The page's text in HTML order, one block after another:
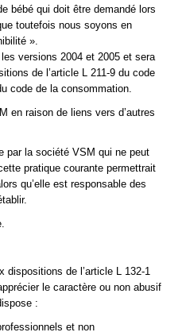
bébé qui doit être demandé lors
toutefois nous soyons en
».
versions 2004 et 2005 et sera
de l’article L 211-9 du code
code de la consommation.
en raison de liens vers d’autres
par la société VSM qui ne peut
pratique courante permettrait
qu’elle est responsable des
dispositions de l’article L 132-1
le caractère ou non abusif
:
et non